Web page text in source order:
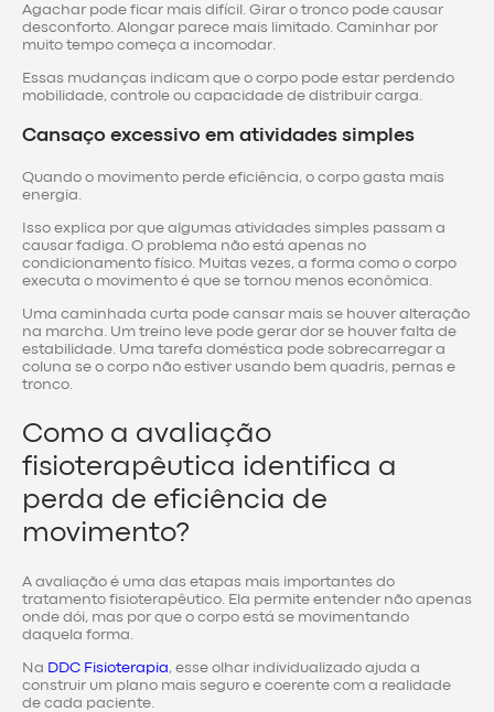
Agachar pode ficar mais difícil. Girar o tronco pode causar
desconforto. Alongar parece mais limitado. Caminhar por
muito tempo começa a incomodar.
Essas mudanças indicam que o corpo pode estar perdendo
mobilidade, controle ou capacidade de distribuir carga.
Cansaço excessivo em atividades simples
Quando o movimento perde eficiência, o corpo gasta mais
energia.
Isso explica por que algumas atividades simples passam a
causar fadiga. O problema não está apenas no
condicionamento físico. Muitas vezes, a forma como o corpo
executa o movimento é que se tornou menos econômica.
Uma caminhada curta pode cansar mais se houver alteração
na marcha. Um treino leve pode gerar dor se houver falta de
estabilidade. Uma tarefa doméstica pode sobrecarregar a
coluna se o corpo não estiver usando bem quadris, pernas e
tronco.
Como a avaliação
fisioterapêutica identifica a
perda de eficiência de
movimento?
A avaliação é uma das etapas mais importantes do
tratamento fisioterapêutico. Ela permite entender não apenas
onde dói, mas por que o corpo está se movimentando
daquela forma.
Na DDC Fisioterapia, esse olhar individualizado ajuda a
construir um plano mais seguro e coerente com a realidade
de cada paciente.